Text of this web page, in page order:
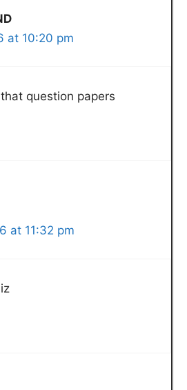
at 10:20 pm
question papers
at 11:32 pm